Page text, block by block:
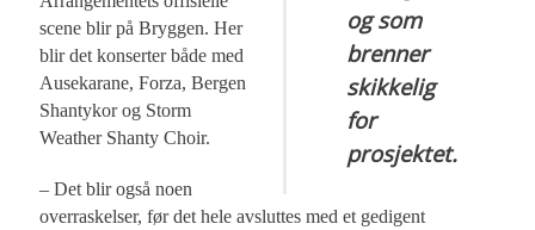
og som
brenner
skikkelig
for
prosjektet.
scene blir på Bryggen. Her
blir det konserter både med
Ausekarane, Forza, Bergen
Shantykor og Storm
Weather Shanty Choir.
– Det blir også noen
overraskelser, før det hele avsluttes med et gedigent